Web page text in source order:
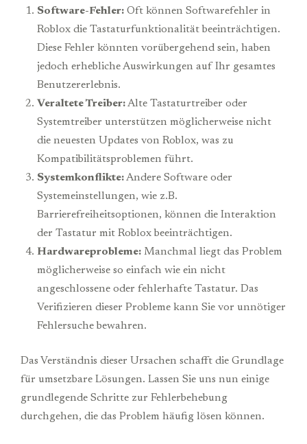
Software-Fehler: Oft können Softwarefehler in
Roblox die Tastaturfunktionalität beeinträchtigen.
Diese Fehler könnten vorübergehend sein, haben
jedoch erhebliche Auswirkungen auf Ihr gesamtes
Benutzererlebnis.
Veraltete Treiber:Alte Tastaturtreiber oder
Systemtreiber unterstützen möglicherweise nicht
die neuesten Updates von Roblox, was zu
Kompatibilitätsproblemen führt.
Systemkonflikte:Andere Software oder
Systemeinstellungen, wie z.B.
Barrierefreiheitsoptionen, können die Interaktion
der Tastatur mit Roblox beeinträchtigen.
Hardwareprobleme: Manchmal liegt das Problem
möglicherweise so einfach wie ein nicht
angeschlossene oder fehlerhafte Tastatur. Das
Verifizieren dieser Probleme kann Sie vor unnötiger
Fehlersuche bewahren.
Das Verständnis dieser Ursachen schafft die Grundlage
für umsetzbare Lösungen. Lassen Sie uns nun einige
grundlegende Schritte zur Fehlerbehebung
durchgehen, die das Problem häufig lösen können.